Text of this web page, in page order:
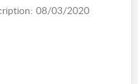
08/03/2020